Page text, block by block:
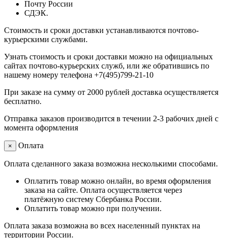
Почту России
СДЭК.
Стоимость и сроки доставки устанавливаются почтово-
курьерскими службами.
Узнать стоимость и сроки доставки можно на официальных
сайтах почтово-курьерских служб, или же обратившись по
нашему номеру телефона +7(495)799-21-10
При заказе на сумму от 2000 рублей доставка осуществляется
бесплатно.
Отправка заказов производится в течении 2-3 рабочих дней с
момента оформления
× Оплата
Оплата сделанного заказа возможна несколькими способами.
Оплатить товар можно онлайн, во время оформления
заказа на сайте. Оплата осуществляется через
платёжную систему Сбербанка России.
Оплатить товар можно при получении.
Оплата заказа возможна во всех населенный пунктах на
территории России.